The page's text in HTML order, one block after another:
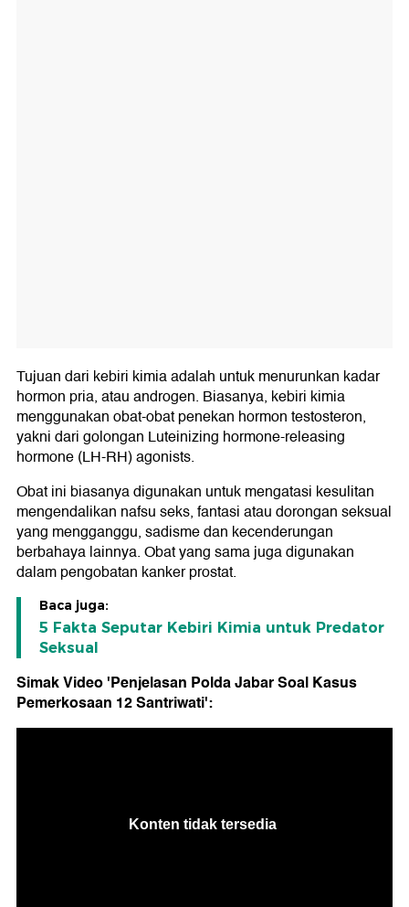
Tujuan dari kebiri kimia adalah untuk menurunkan kadar
hormon pria, atau androgen. Biasanya, kebiri kimia
menggunakan obat-obat penekan hormon testosteron,
yakni dari golongan Luteinizing hormone-releasing
hormone (LH-RH) agonists.
Obat ini biasanya digunakan untuk mengatasi kesulitan
mengendalikan nafsu seks, fantasi atau dorongan seksual
yang mengganggu, sadisme dan kecenderungan
berbahaya lainnya. Obat yang sama juga digunakan
dalam pengobatan kanker prostat.
Baca juga:
5 Fakta Seputar Kebiri Kimia untuk Predator
Seksual
Simak Video 'Penjelasan Polda Jabar Soal Kasus
Pemerkosaan 12 Santriwati':